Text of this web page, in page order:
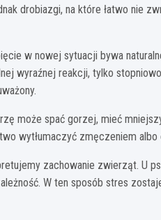
drobiazgi, na które łatwo nie
w nowej sytuacji bywa
wyraźnej reakcji, tylko
może spać gorzej, mieć
wytłumaczyć zmęczeniem
zachowanie zwierząt. U
W ten sposób stres